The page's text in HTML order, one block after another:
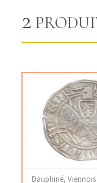
2
Dauphiné,